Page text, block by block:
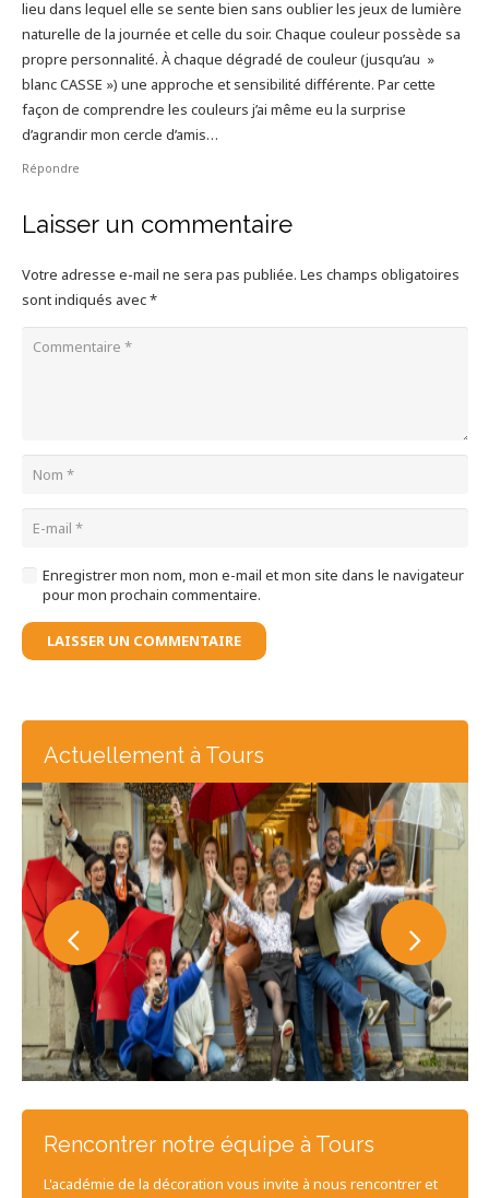
lieu dans lequel elle se sente bien sans oublier les jeux de lumière
naturelle de la journée et celle du soir. Chaque couleur possède sa
propre personnalité. À chaque dégradé de couleur (jusqu’au »
blanc CASSE ») une approche et sensibilité différente. Par cette
façon de comprendre les couleurs j’ai même eu la surprise
d’agrandir mon cercle d’amis…
Répondre
Laisser un commentaire
Votre adresse e-mail ne sera pas publiée. Les champs obligatoires
sont indiqués avec*
Enregistrer mon nom, mon e-mail et mon site dans le navigateur
pour mon prochain commentaire.
LAISSER UN COMMENTAIRE
Actuellement à Tours
Rencontrer notre équipe à Tours
L'académie de la décoration vous invite à nous rencontrer et